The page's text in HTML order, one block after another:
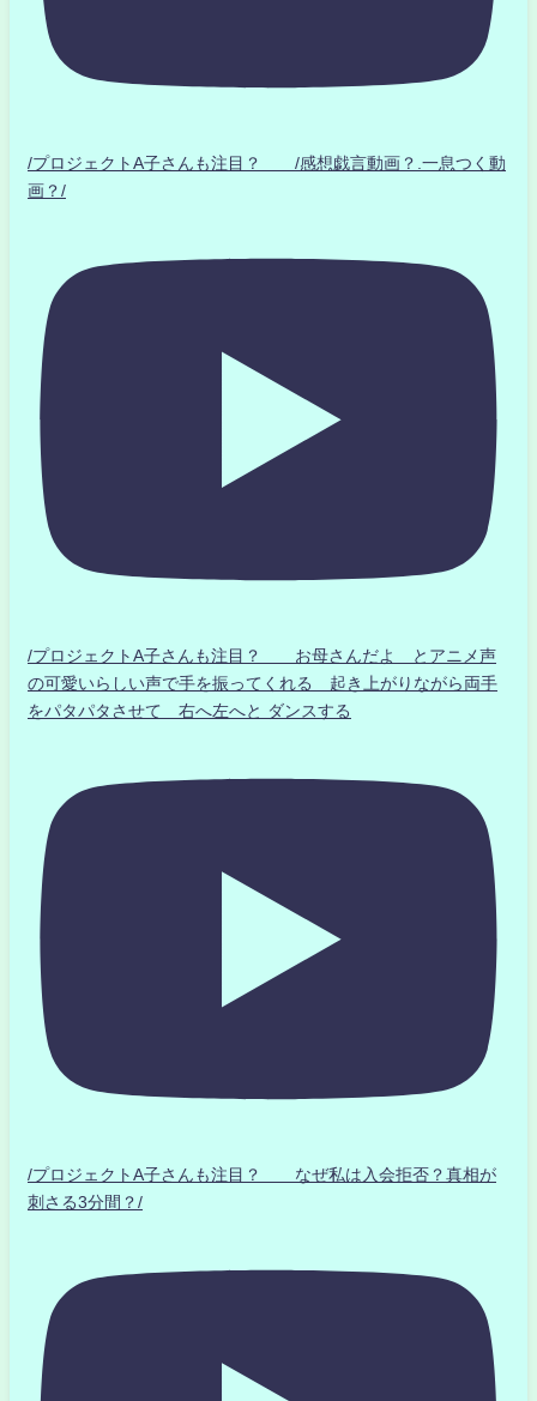
/プロジェクトA子さんも注目？ /感想戯言動画？.一息つく動
画？/
/プロジェクトA子さんも注目？ お母さんだよ とアニメ声
の可愛いらしい声で手を振ってくれる 起き上がりながら両手
をパタパタさせて 右へ左へと ダンスする
/プロジェクトA子さんも注目？ なぜ私は入会拒否？真相が
刺さる3分間？/